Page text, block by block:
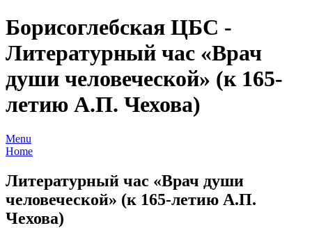
Борисоглебская ЦБС -
Литературный час «Врач
души человеческой» (к 165-
летию А.П. Чехова)
Menu
Home
Литературный час «Врач души
человеческой» (к 165-летию А.П.
Чехова)